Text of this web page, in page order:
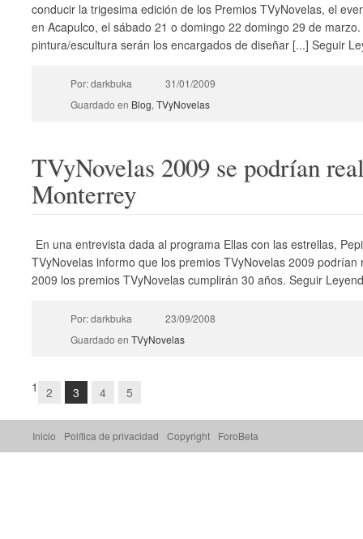
conducir la trigesima edición de los Premios TVyNovelas, el
en Acapulco, el sábado 21 o domingo 22 domingo 29 de
pintura/escultura serán los encargados de diseñar [...] Seguir
Por: darkbuka
31/01/2009
Guardado en Blog, TVyNovelas
TVyNovelas 2009 se podrían
Monterrey
En una entrevista dada al programa Ellas con las estrellas,
TVyNovelas informo que los premios TVyNovelas 2009
2009 los premios TVyNovelas cumplirán 30 años. Seguir
Por: darkbuka
23/09/2008
Guardado en TVyNovelas
1 2 3 4 5
Inicio Política de privacidad Copyright ForoBeta